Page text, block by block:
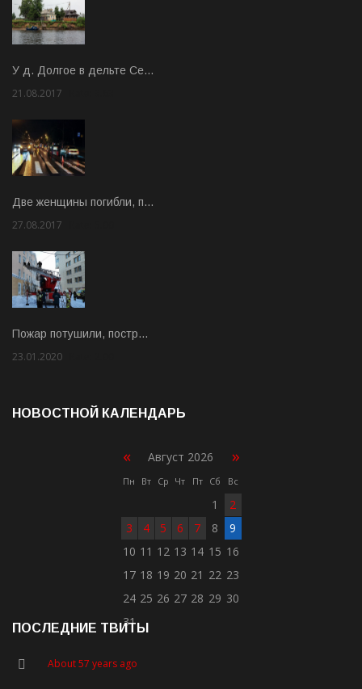
У д. Долгое в дельте Се…
21.08.2017
Две женщины погибли, п…
27.08.2017
Пожар потушили, постр…
23.01.2020
НОВОСТНОЙ КАЛЕНДАРЬ
« Август 2026 »
Пн Вт Ср Чт Пт Сб Вс
1
2
3
4 5 6 7 8
9
10 11 12 13 14 15 16
17 18 19 20 21 22 23
24 25 26 27 28 29 30
31
ПОСЛЕДНИЕ ТВИТЫ
About 57 years ago